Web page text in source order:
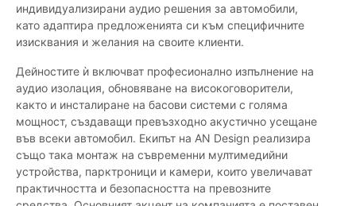
индивидуализирани аудио решения за автомобили,
като адаптира предложенията си към специфичните
изисквания и желания на своите клиенти.
Дейностите ѝ включват професионално изпълнение на
аудио изолация, обновяване на високоговорители,
както и инсталиране на басови системи с голяма
мощност, създаващи превъзходно акустично усещане
във всеки автомобил. Екипът на AN Design реализира
също така монтаж на съвременни мултимедийни
устройства, парктроници и камери, които увеличават
практичността и безопасността на превозните